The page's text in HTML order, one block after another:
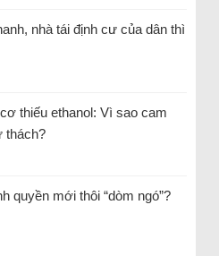
nhà tái định cư của dân thì
thiếu ethanol: Vì sao cam
thách?
quyền mới thôi “dòm ngó”?